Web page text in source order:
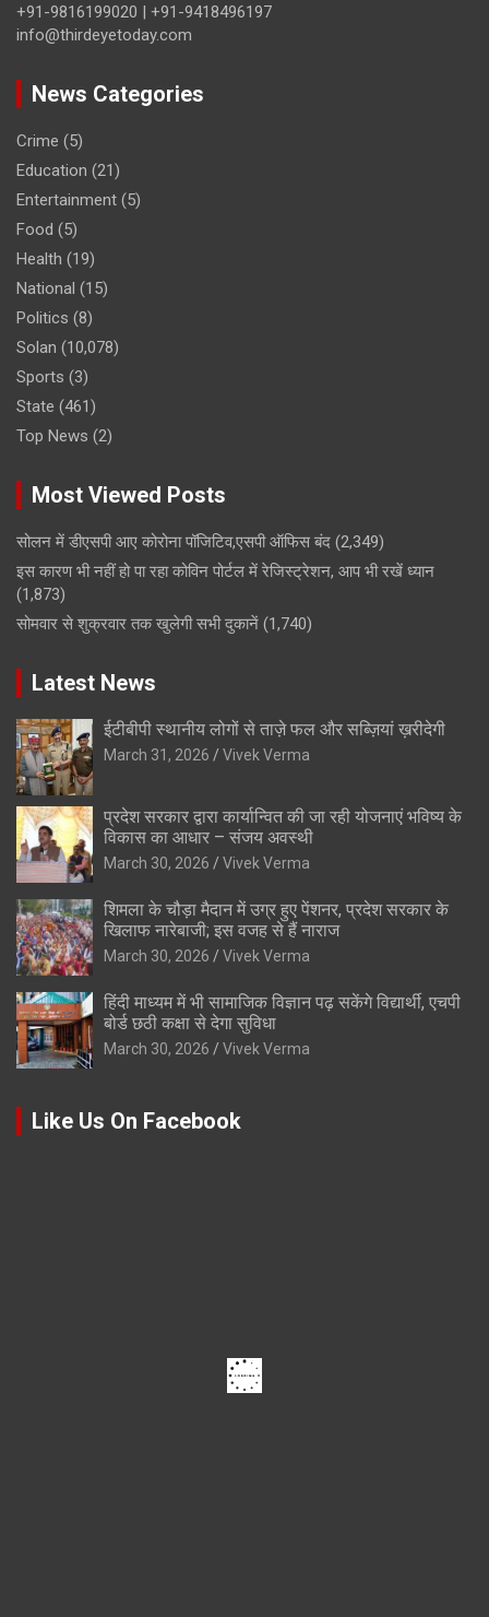
+91-9816199020 | +91-9418496197
info@thirdeyetoday.com
News Categories
Crime (5)
Education (21)
Entertainment (5)
Food (5)
Health (19)
National (15)
Politics (8)
Solan (10,078)
Sports (3)
State (461)
Top News (2)
Most Viewed Posts
सोलन में डीएसपी आए कोरोना पॉजिटिव,एसपी ऑफिस बंद (2,349)
इस कारण भी नहीं हो पा रहा कोविन पोर्टल में रेजिस्ट्रेशन, आप भी रखें ध्यान
(1,873)
सोमवार से शुक्रवार तक खुलेगी सभी दुकानें (1,740)
Latest News
ईटीबीपी स्थानीय लोगों से ताज़े फल और सब्ज़ियां ख़रीदेगी
March 31, 2026 Vivek Verma
प्रदेश सरकार द्वारा कार्यान्वित की जा रही योजनाएं भविष्य के
विकास का आधार – संजय अवस्थी
March 30, 2026 Vivek Verma
शिमला के चौड़ा मैदान में उग्र हुए पेंशनर, प्रदेश सरकार के
खिलाफ नारेबाजी; इस वजह से हैं नाराज
March 30, 2026 Vivek Verma
हिंदी माध्यम में भी सामाजिक विज्ञान पढ़ सकेंगे विद्यार्थी, एचपी
बोर्ड छठी कक्षा से देगा सुविधा
March 30, 2026 Vivek Verma
Like Us On Facebook